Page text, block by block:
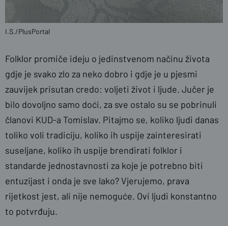
I.S./PlusPortal
Folklor promiče ideju o jedinstvenom načinu života
gdje je svako zlo za neko dobro i gdje je u pjesmi
zauvijek prisutan credo: voljeti život i ljude. Jučer je
bilo dovoljno samo doći, za sve ostalo su se pobrinuli
članovi KUD-a Tomislav. Pitajmo se, koliko ljudi danas
toliko voli tradiciju, koliko ih uspije zainteresirati
suseljane, koliko ih uspije brendirati folklor i
standarde jednostavnosti za koje je potrebno biti
entuzijast i onda je sve lako? Vjerujemo, prava
rijetkost jest, ali nije nemoguće. Ovi ljudi konstantno
to potvrđuju.